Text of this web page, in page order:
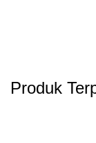
Produk